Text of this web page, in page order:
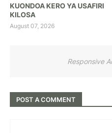
KUONDOA KERO YA USAFIRI
KILOSA
August 07, 2026
Responsive
POST A COMMENT